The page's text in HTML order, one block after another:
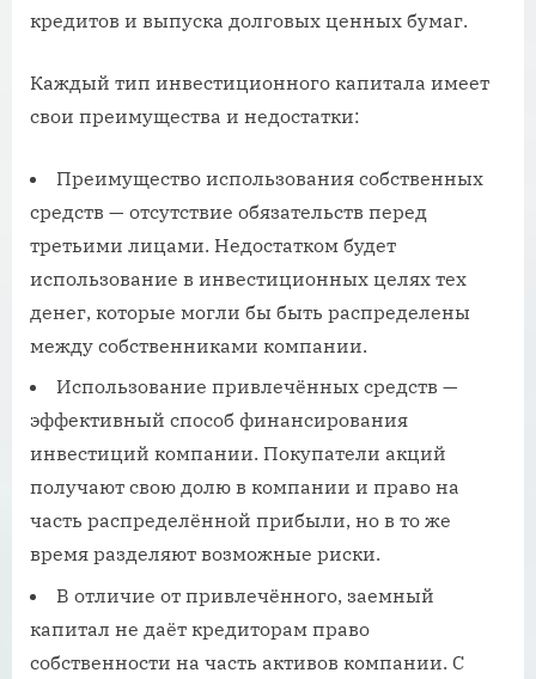
кредитов и выпуска долговых ценных бумаг.
Каждый тип инвестиционного капитала имеет
свои преимущества и недостатки:
Преимущество использования собственных
средств — отсутствие обязательств перед
третьими лицами. Недостатком будет
использование в инвестиционных целях тех
денег, которые могли бы быть распределены
между собственниками компании.
Использование привлечённых средств —
эффективный способ финансирования
инвестиций компании. Покупатели акций
получают свою долю в компании и право на
часть распределённой прибыли, но в то же
время разделяют возможные риски.
В отличие от привлечённого, заемный
капитал не даёт кредиторам право
собственности на часть активов компании. С